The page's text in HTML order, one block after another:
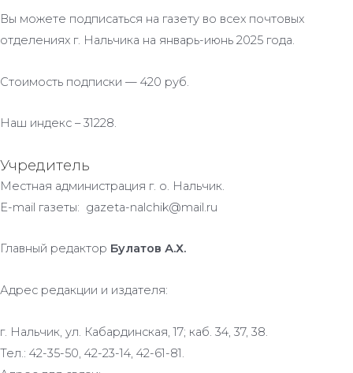
Вы можете подписаться на газету во всех почтовых
отделениях г. Нальчика на январь-июнь 2025 года.
Стоимость подписки — 420 руб.
Наш индекс – 31228.
Учредитель
Местная администрация г. о. Нальчик.
E-mail газеты: gazeta-nalchik@mail.ru
Главный редактор Булатов А.Х.
Адрес редакции и издателя:
г. Нальчик, ул. Кабардинская, 17; каб. 34, 37, 38.
Тел.: 42-35-50, 42-23-14, 42-61-81.